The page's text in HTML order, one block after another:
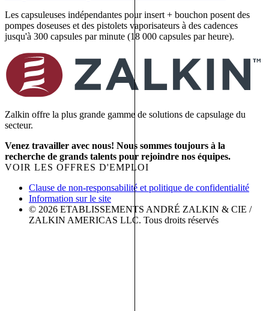
Les capsuleuses indépendantes pour insert + bouchon posent des
pompes doseuses et des pistolets vaporisateurs à des cadences
jusqu'à 300 capsules par minute (18 000 capsules par heure).
Zalkin offre la plus grande gamme de solutions de capsulage du
secteur.
Venez travailler avec nous! Nous sommes toujours à la
recherche de grands talents pour rejoindre nos équipes.
VOIR LES OFFRES D'EMPLOI
Clause de non-responsabilité et politique de confidentialité
Information sur le site
© 2026 ETABLISSEMENTS ANDRÉ ZALKIN & CIE /
ZALKIN AMERICAS LLC. Tous droits réservés